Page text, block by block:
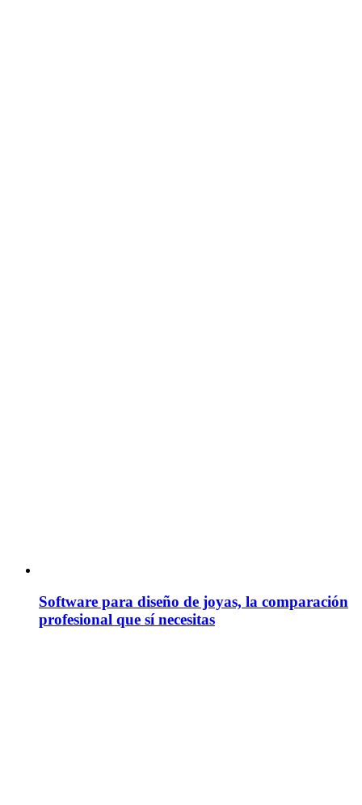
Software para diseño de joyas, la comparación
profesional que sí necesitas